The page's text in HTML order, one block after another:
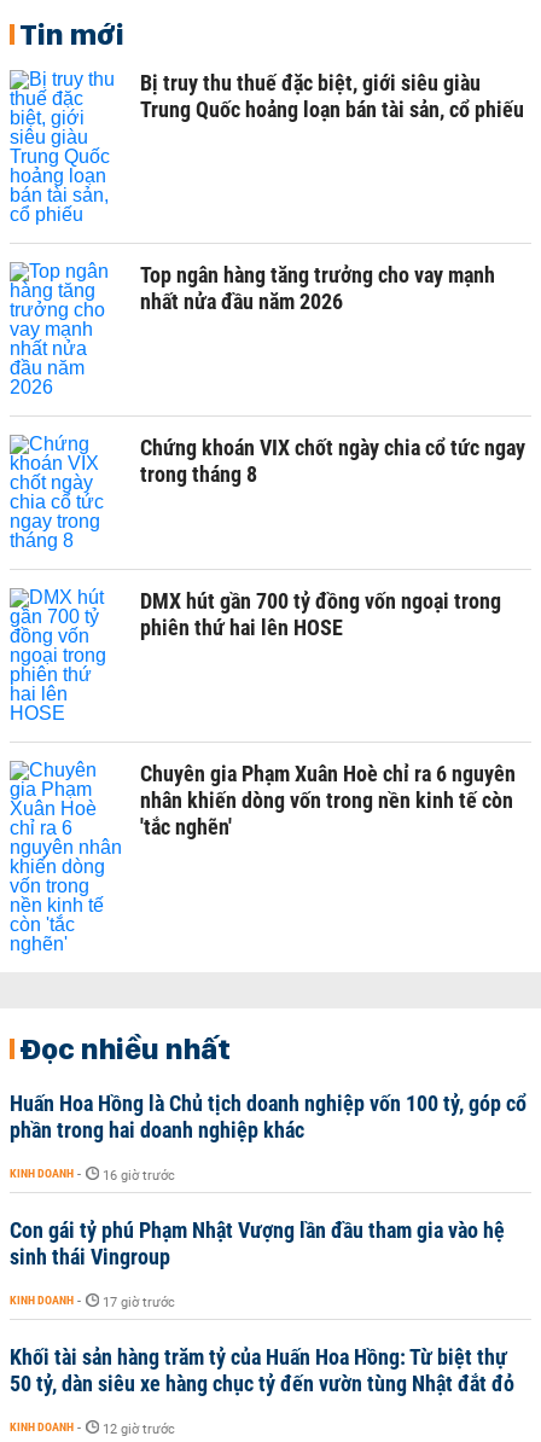
Tin mới
Bị truy thu thuế đặc biệt, giới siêu giàu
Trung Quốc hoảng loạn bán tài sản, cổ phiếu
Top ngân hàng tăng trưởng cho vay mạnh
nhất nửa đầu năm 2026
Chứng khoán VIX chốt ngày chia cổ tức ngay
trong tháng 8
DMX hút gần 700 tỷ đồng vốn ngoại trong
phiên thứ hai lên HOSE
Chuyên gia Phạm Xuân Hoè chỉ ra 6 nguyên
nhân khiến dòng vốn trong nền kinh tế còn
'tắc nghẽn'
Đọc nhiều nhất
Huấn Hoa Hồng là Chủ tịch doanh nghiệp vốn 100 tỷ, góp cổ
phần trong hai doanh nghiệp khác
KINH DOANH - 16 giờ trước
Con gái tỷ phú Phạm Nhật Vượng lần đầu tham gia vào hệ
sinh thái Vingroup
KINH DOANH - 17 giờ trước
Khối tài sản hàng trăm tỷ của Huấn Hoa Hồng: Từ biệt thự
50 tỷ, dàn siêu xe hàng chục tỷ đến vườn tùng Nhật đắt đỏ
KINH DOANH - 12 giờ trước